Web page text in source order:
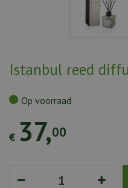
Istanbul reed
€ 37,00
Op voorraad